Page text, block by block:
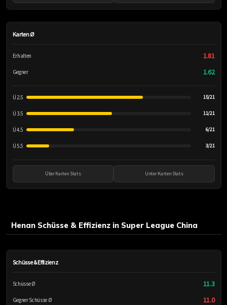
Karten Ø
Erhalten 1.81
Gegner 1.62
Ü 2.5 15/21
Ü 3.5 11/21
Ü 4.5 6/21
Ü 5.5 3/21
Über Karten Stats Unter Karten Stats
Henan Schüsse & Effizienz in Super League China
Schüsse & Effizienz
Schüsse Ø 11.3
Gegner Schüsse Ø 11.0